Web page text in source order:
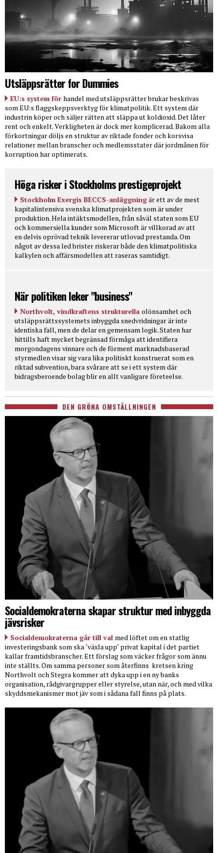
Utsläppsrätter for Dummies
EU:s system för handel med utsläppsrätter brukar beskrivas
som EU:s flaggskeppsverktyg för klimatpolitik. Ett system där
industrin köper och säljer rätten att släppa ut koldioxid. Det låter
rent och enkelt. Verkligheten är dock mer komplicerad. Bakom alla
förkortningar döljs en struktur av riktade fonder och korsvisa
relationer mellan branscher och medlemsstater där jordmånen för
korruption har optimerats.
Höga risker i Stockholms prestigeprojekt
Stockholm Exergis BECCS-anläggningär ett av de mest
kapitalintensiva svenska klimatprojekten som är under
produktion. Hela intäktsmodellen, från såväl staten som EU
och kommersiella kunder som Microsoft är villkorad av att
en delvis oprövad teknik levererar utlovad prestanda. Om
något av dessa led brister riskerar både den klimatpolitiska
kalkylen och affärsmodellen att raseras samtidigt.
När politiken leker "business"
Northvolt, vindkraftens strukturella olönsamhet och
utsläppsrättssystemets inbyggda snedvridningar är inte
identiska fall, men de delar en gemensam logik. Staten har
hittills haft mycket begränsad förmåga att identifiera
morgondagens vinnare och de förment marknadsbaserad
styrmedlen visar sig vara lika politiskt konstruerat som en
riktad subvention, bara svårare att se i ett system där
bidragsberoende bolag blir en allt vanligare företeelse.
DEN GRÖNA OMSTÄLLNINGEN
Socialdemokraterna skapar struktur med inbyggda
jävsrisker
Socialdemokraterna går till val med löftet om en statlig
investeringsbank som ska "växla upp" privat kapital i det partiet
kallar framtidsbranscher. Ett förslag som väcker frågor som ännu
inte ställts. Om samma personer som återfinns kretsen kring
Northvolt och Stegra kommer att dyka upp i en ny banks
organisation, rådgivargrupper eller styrelse, utan när, och med vilka
skyddsmekanismer mot jäv som i sådana fall finns på plats.